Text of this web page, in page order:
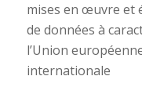
mises en œuvre et
de données à
l’Union
internationale